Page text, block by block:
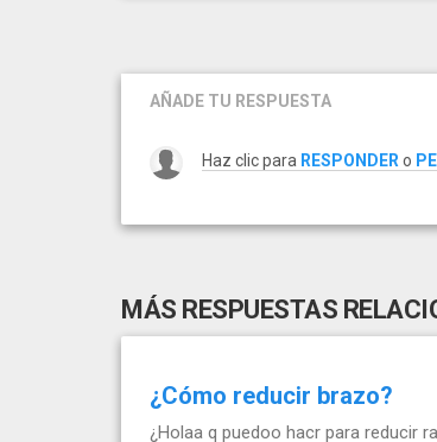
AÑADE TU RESPUESTA
Haz clic para RESPONDER o
MÁS RESPUESTAS
¿Cómo reducir brazo?
¿Holaa q puedoo hacr para reducir